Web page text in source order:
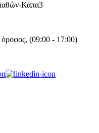
Κάπα3
(09:00 - 17:00)